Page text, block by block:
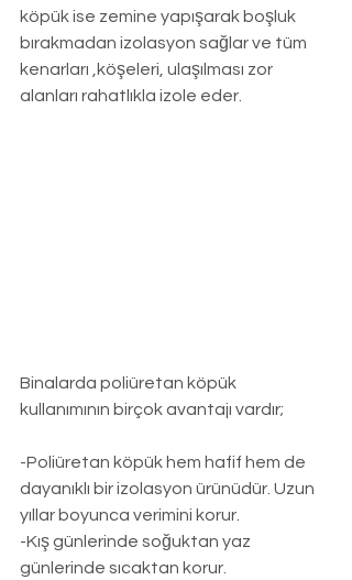
köpük ise zemine yapışarak boşluk
bırakmadan izolasyon sağlar ve tüm
kenarları ,köşeleri, ulaşılması zor
alanları rahatlıkla izole eder.
Binalarda poliüretan köpük
kullanımının birçok avantajı vardır;
-Poliüretan köpük hem hafif hem de
dayanıklı bir izolasyon ürünüdür. Uzun
yıllar boyunca verimini korur.
-Kış günlerinde soğuktan yaz
günlerinde sıcaktan korur.